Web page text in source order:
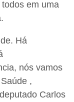
em uma
Há
nós vamos
,
Carlos